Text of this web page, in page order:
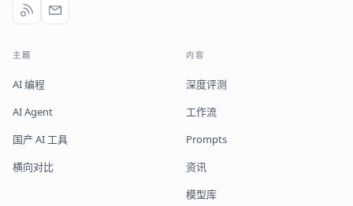
主题
AI 编程
AI Agent
国产 AI 工具
横向对比
内容
深度评测
工作流
Prompts
资讯
模型库